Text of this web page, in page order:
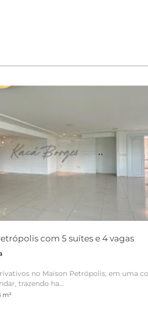
com 5 suítes e 4 vagas
no Maison Petrópolis, em uma
trazendo ha...
m²